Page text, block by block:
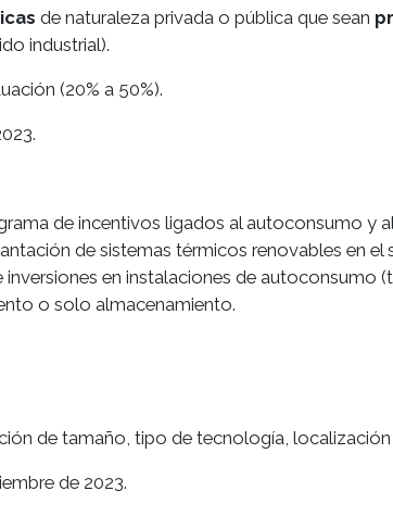
de naturaleza privada o pública que sean
industrial).
(20% a 50%).
de incentivos ligados al autoconsumo y
de sistemas térmicos renovables en el
en instalaciones de autoconsumo
o solo almacenamiento.
de tamaño, tipo de tecnología,
de 2023.